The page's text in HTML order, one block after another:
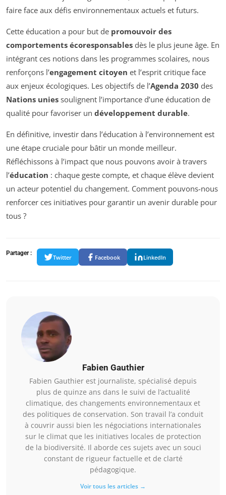
faire face aux défis environnementaux actuels et futurs.
Cette éducation a pour but de promouvoir des
comportements écoresponsables dès le plus jeune âge. En
intégrant ces notions dans les programmes scolaires, nous
renforçons l’engagement citoyen et l’esprit critique face
aux enjeux écologiques. Les objectifs de l’Agenda 2030 des
Nations unies soulignent l’importance d’une éducation de
qualité pour favoriser un développement durable.
En définitive, investir dans l’éducation à l’environnement est
une étape cruciale pour bâtir un monde meilleur.
Réfléchissons à l’impact que nous pouvons avoir à travers
l’éducation : chaque geste compte, et chaque élève devient
un acteur potentiel du changement. Comment pouvons-nous
renforcer ces initiatives pour garantir un avenir durable pour
tous ?
Partager :
Twitter Facebook LinkedIn
Fabien Gauthier
Fabien Gauthier est journaliste, spécialisé depuis
plus de quinze ans dans le suivi de l’actualité
climatique, des changements environnementaux et
des politiques de conservation. Son travail l’a conduit
à couvrir aussi bien les négociations internationales
sur le climat que les initiatives locales de protection
de la biodiversité. Il aborde ces sujets avec un souci
constant de rigueur factuelle et de clarté
pédagogique.
Voir tous les articles →